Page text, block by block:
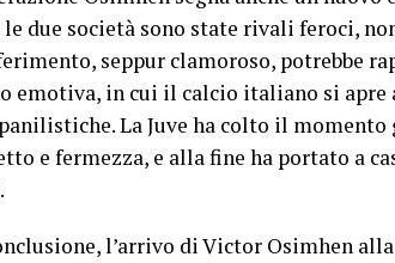
due società sono state rivali feroci,
seppur clamoroso, potrebbe
emotiva, in cui il calcio italiano si
La Juve ha colto il
e fermezza, e alla fine ha portato a
l’arrivo di Victor Osimhen